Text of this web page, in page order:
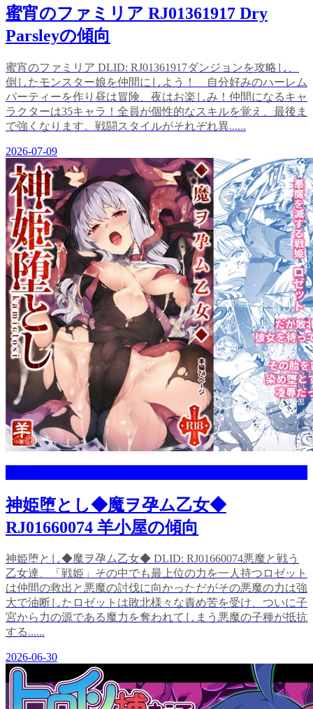
蜜宵のファミリア RJ01361917 Dry
Parsleyの傾向
蜜宵のファミリア DLID: RJ01361917ダンジョンを攻略し、
倒したモンスター娘を仲間にしよう！ 自分好みのハーレム
パーティーを作り昼は冒険、夜はお楽しみ！仲間になるキャ
ラクターは35キャラ！全員が個性的なスキルを覚え、最後ま
で強くなります。戦闘スタイルがそれぞれ異......
2026-07-09
神姫堕とし◆魔ヲ孕ム乙女◆
RJ01660074 羊小屋の傾向
神姫堕とし◆魔ヲ孕ム乙女◆ DLID: RJ01660074悪魔と戦う
乙女達、「戦姫」その中でも最上位の力を一人持つロゼット
は仲間の救出と悪魔の討伐に向かっただがその悪魔の力は強
大で油断したロゼットは敗北様々な責め苦を受け、ついに子
宮から力の源である魔力を奪われてしまう悪魔の子種が抵抗
する......
2026-06-30